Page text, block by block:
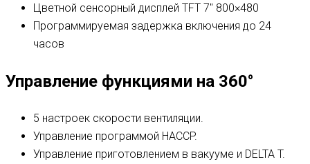
Цветной сенсорный дисплей TFT 7″ 800×480
Программируемая задержка включения до 24
часов
Управление функциями на 360°
5 настроек скорости вентиляции.
Управление программой HACCP.
Управление приготовлением в вакууме и DELTA T.